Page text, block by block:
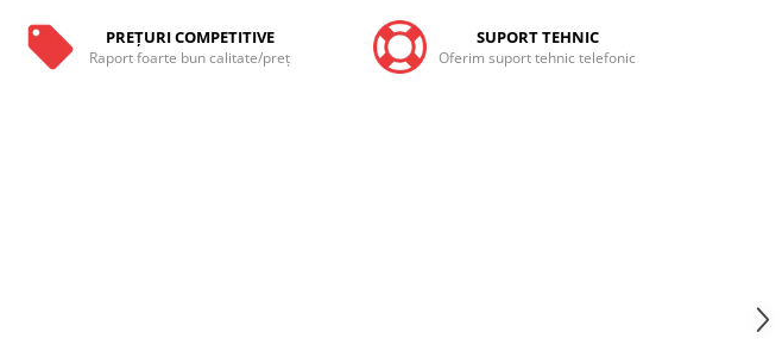
PREŢURI COMPETITIVE
Raport foarte bun calitate/preţ
SUPORT TEHNIC
Oferim suport tehnic telefonic